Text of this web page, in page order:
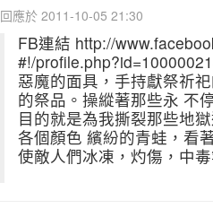
回應於 2011-10-05 21:30
FB連結 http://
#!/
惡魔的面具，手持獻祭祈
的祭品。操縱著那些永 不
目的就是為我撕裂那些地
各個顏色 繽紛的青蛙，看
使敵人們冰凍，灼傷，中